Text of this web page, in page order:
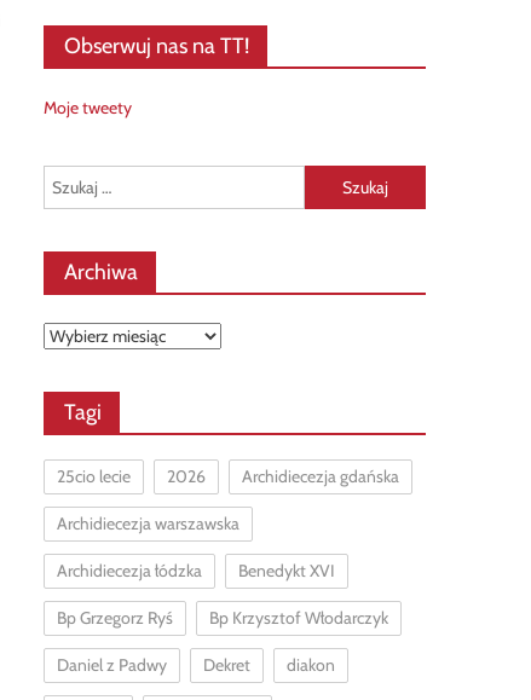
Obserwuj nas na TT!
Moje tweety
Szukaj:
Archiwa
Archiwa
Tagi
25cio lecie 2026 Archidiecezja gdańska
Archidiecezja warszawska
Archidiecezja łódzka Benedykt XVI
Bp Grzegorz Ryś Bp Krzysztof Włodarczyk
Daniel z Padwy Dekret diakon